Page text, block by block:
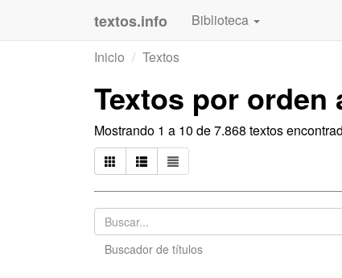
textos.info Biblioteca
Inicio
Textos
Textos por
Mostrando 1 a 10 de 7.868 textos
Buscador de títulos